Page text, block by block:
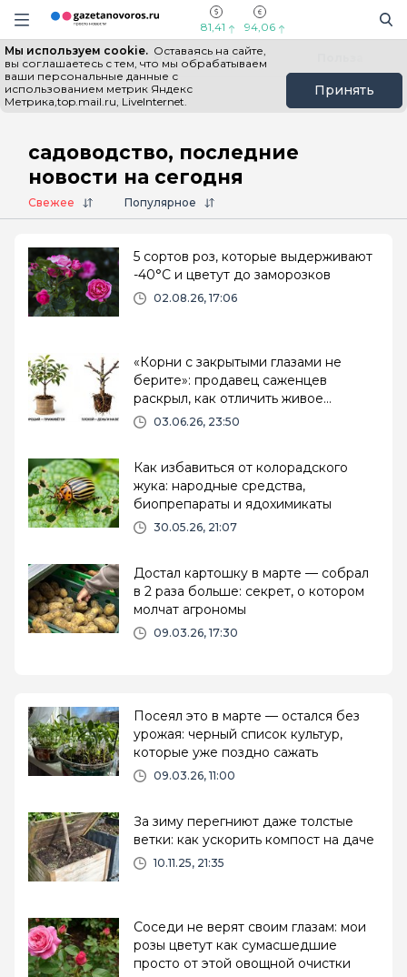
Информационный портал "ГазетаНоворос.ру"
Навигация сайта
81,41 94,06
Мы используем cookie. Оставаясь на сайте,
вы соглашаетесь с тем, что мы обрабатываем
ваши персональные данные с
использованием метрик Яндекс
Метрика,top.mail.ru, LiveInternet.
Принять
Все новости Новости России
Главная # садоводство
садоводство, последние
новости на сегодня
Свежее Популярное
5 сортов роз, которые выдерживают
-40°C и цветут до заморозков
02.08.26, 17:06
«Корни с закрытыми глазами не
берите»: продавец саженцев
раскрыл, как отличить живое
растение от мертвого
03.06.26, 23:50
Как избавиться от колорадского
жука: народные средства,
биопрепараты и ядохимикаты
30.05.26, 21:07
Достал картошку в марте — собрал
в 2 раза больше: секрет, о котором
молчат агрономы
09.03.26, 17:30
Посеял это в марте — остался без
урожая: черный список культур,
которые уже поздно сажать
09.03.26, 11:00
За зиму перегниют даже толстые
ветки: как ускорить компост на даче
10.11.25, 21:35
Соседи не верят своим глазам: мои
розы цветут как сумасшедшие
просто от этой овощной очистки